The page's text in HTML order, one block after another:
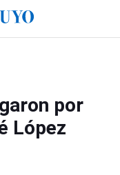
por
López